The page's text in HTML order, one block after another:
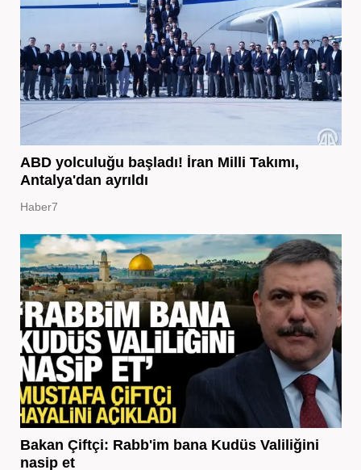
ABD yolculuğu başladı! İran Milli Takımı,
Antalya'dan ayrıldı
Haber7
Bakan Çiftçi: Rabb'im bana Kudüs Valiliğini
nasip et